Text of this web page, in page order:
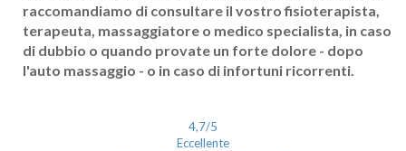
eMail
Telefono / Cellulare
raccomandiamo di consultare il vostro fisioterapista,
terapeuta, massaggiatore o medico specialista, in caso
di dubbio o quando provate un forte dolore - dopo
l'auto massaggio - o in caso di infortuni ricorrenti.
4,7/5
Eccellente